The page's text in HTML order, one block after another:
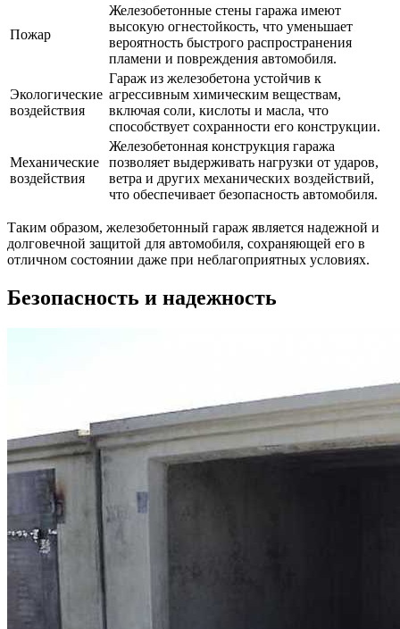
Пожар
Железобетонные стены гаража имеют
высокую огнестойкость, что уменьшает
вероятность быстрого распространения
пламени и повреждения автомобиля.
Экологические
воздействия
Гараж из железобетона устойчив к
агрессивным химическим веществам,
включая соли, кислоты и масла, что
способствует сохранности его конструкции.
Механические
воздействия
Железобетонная конструкция гаража
позволяет выдерживать нагрузки от ударов,
ветра и других механических воздействий,
что обеспечивает безопасность автомобиля.
Таким образом, железобетонный гараж является надежной и
долговечной защитой для автомобиля, сохраняющей его в
отличном состоянии даже при неблагоприятных условиях.
Безопасность и надежность